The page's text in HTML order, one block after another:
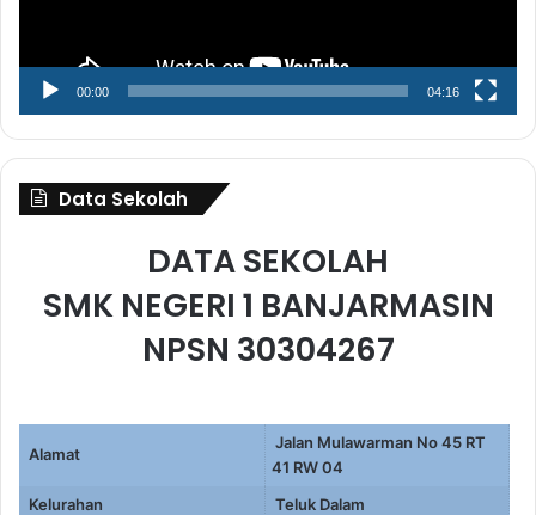
00:00 04:16
Data Sekolah
DATA SEKOLAH
SMK NEGERI 1 BANJARMASIN
NPSN 30304267
Alamat
Jalan Mulawarman No 45 RT
41 RW 04
Kelurahan
Teluk Dalam